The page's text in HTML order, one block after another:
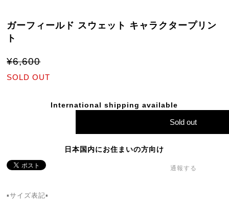
ガーフィールド スウェット キャラクタープリン
ト
¥6,600
SOLD OUT
International shipping available
Sold out
日本国内にお住まいの方向け
通報する
▪️サイズ表記▪